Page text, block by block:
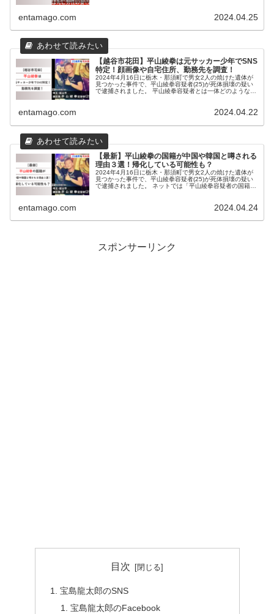
entamago.com 2024.04.25
【越谷市花田】平山綾拳は元サッカー少年でSNS
特定！顔画像や自宅住所、勤務先を調査！
2024年4月16日に栃木・那須町で男女2人の焼けた遺体が
見つかった事件で、平山綾拳容疑者(25)が死体損壊の疑い
で逮捕されました。 平山綾拳容疑者とは一体どのような人
entamago.com 2024.04.22
【最新】平山綾拳の国籍が中国や韓国と噂される
理由３選！帰化している可能性も？
2024年4月16日に栃木・那須町で男女2人の焼けた遺体が
見つかった事件で、平山綾拳容疑者(25)が死体損壊の疑い
で逮捕されました。 ネットでは「平山綾拳容疑者の国籍が
entamago.com 2024.04.24
スポンサーリンク
目次
宝島龍太郎のSNS
宝島龍太郎のFacebook